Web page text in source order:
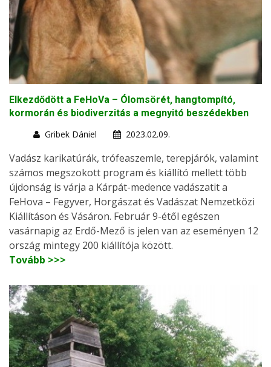
Elkezdődött a FeHoVa – Ólomsörét, hangtompító,
kormorán és biodiverzitás a megnyitó beszédekben
Gribek Dániel
2023.02.09.
Vadász karikatúrák, trófeaszemle, terepjárók, valamint
számos megszokott program és kiállító mellett több
újdonság is várja a Kárpát-medence vadászatit a
FeHova – Fegyver, Horgászat és Vadászat Nemzetközi
Kiállításon és Vásáron. Február 9-étől egészen
vasárnapig az Erdő-Mező is jelen van az eseményen 12
ország mintegy 200 kiállítója között.
Tovább >>>